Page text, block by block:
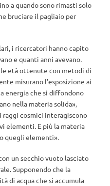
a quando sono rimasti solo
bruciare il pagliaio per
i ricercatori hanno capito
e quanti anni avevano.
età ottenute con metodi di
misurano l’esposizione ai
energia che si diffondono
nella materia solida»,
raggi cosmici interagiscono
elementi. E più la materia
quegli elementi».
un secchio vuoto lasciato
Supponendo che la
di acqua che si accumula